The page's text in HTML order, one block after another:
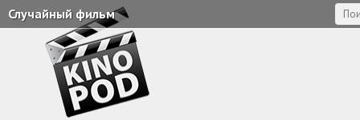
Случайный фильм